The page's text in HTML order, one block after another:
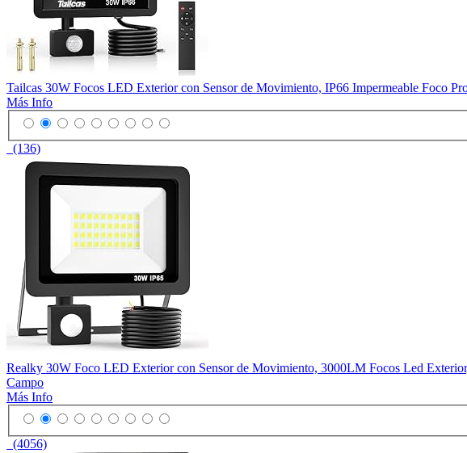
Tailcas 30W Focos LED Exterior con Sensor de Movimiento, IP66 Impermeable Foco
Más Info
(136)
Realky 30W Foco LED Exterior con Sensor de Movimiento, 3000LM Focos Led
Campo
Más Info
(4056)